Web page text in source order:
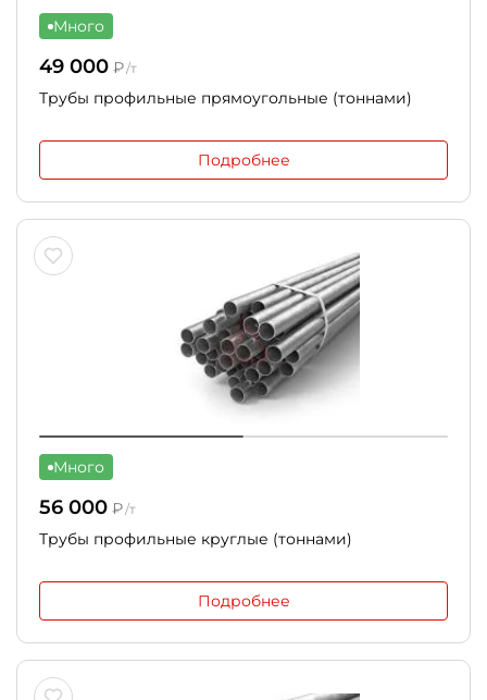
Много
49 000 ₽/т
Трубы профильные прямоугольные (тоннами)
Подробнее
Много
56 000 ₽/т
Трубы профильные круглые (тоннами)
Подробнее